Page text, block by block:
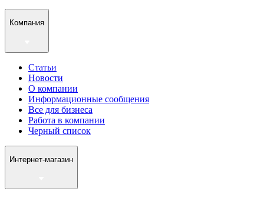
Компания
Статьи
Новости
О компании
Информационные сообщения
Все для бизнеса
Работа в компании
Черный список
Интернет-магазин